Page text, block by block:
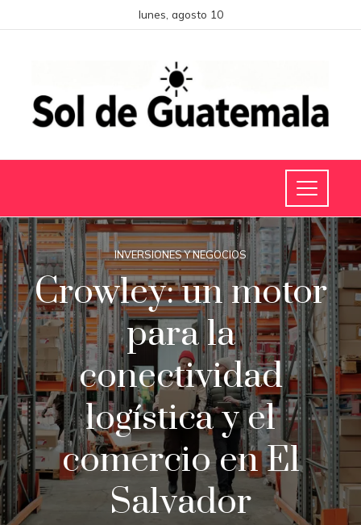
lunes, agosto 10
INVERSIONES Y NEGOCIOS
Crowley: un motor
para la
conectividad
logística y el
comercio en El
Salvador